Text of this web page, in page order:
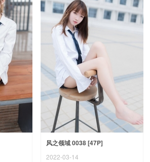
风之领域 0038 [47P]
2022-03-14